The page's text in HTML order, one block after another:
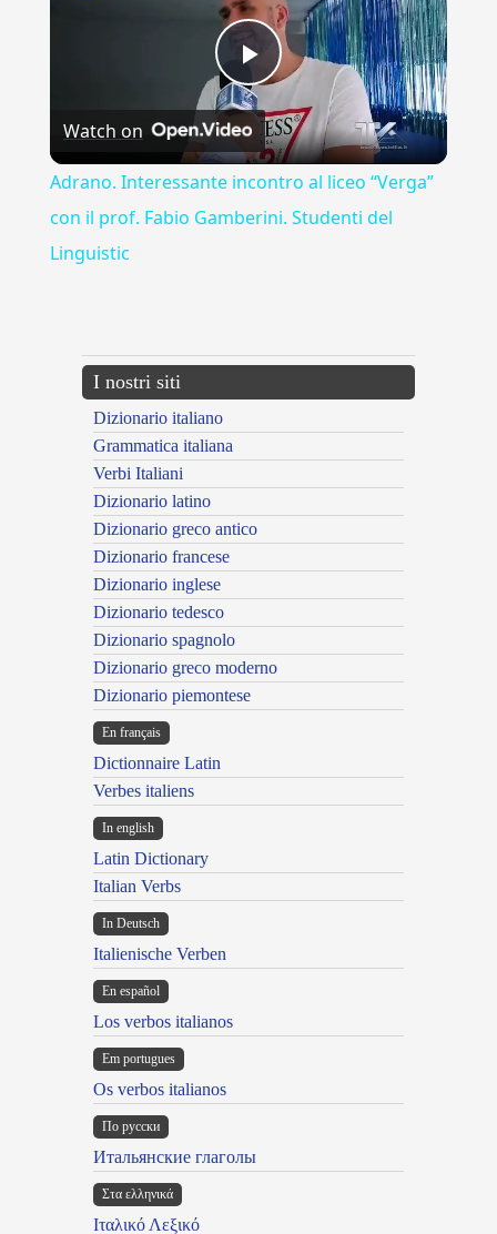
Play
Video
Watch on
Adrano. Interessante incontro al liceo “Verga”
con il prof. Fabio Gamberini. Studenti del
Linguistic
I nostri siti
Dizionario italiano
Grammatica italiana
Verbi Italiani
Dizionario latino
Dizionario greco antico
Dizionario francese
Dizionario inglese
Dizionario tedesco
Dizionario spagnolo
Dizionario greco moderno
Dizionario piemontese
En français
Dictionnaire Latin
Verbes italiens
In english
Latin Dictionary
Italian Verbs
In Deutsch
Italienische Verben
En español
Los verbos italianos
Em portugues
Os verbos italianos
По русски
Итальянские глаголы
Στα ελληνικά
Ιταλικό Λεξικό